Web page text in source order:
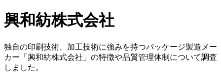
興和紡株式会社
独自の印刷技術、加工技術に強みを持つパッケージ製造メー
カー「興和紡株式会社」の特徴や品質管理体制について調査
しました。